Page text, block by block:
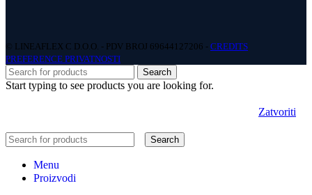
© LINEAFLEX C D.O.O. - PDV BROJ 69644127206 - CREDITS
PREFERENCE PRIVATNOSTI
Search
Start typing to see products you are looking for.
Zatvoriti
Search
Menu
Proizvodi